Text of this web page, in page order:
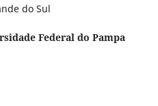
do Sul
Federal do Pampa